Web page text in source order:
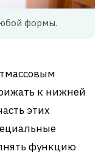
формы.
к нижней
этих
функцию